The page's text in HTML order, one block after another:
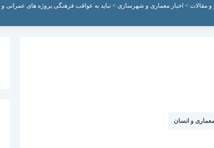
و مقالات > اخبار معماری و شهرسازی >نباید به عواقب فرهنگی پروژه های عمرانی
معماری و انسان